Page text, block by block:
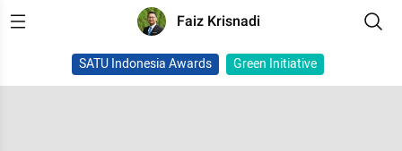
Faiz Krisnadi
SATU Indonesia Awards Green Initiative